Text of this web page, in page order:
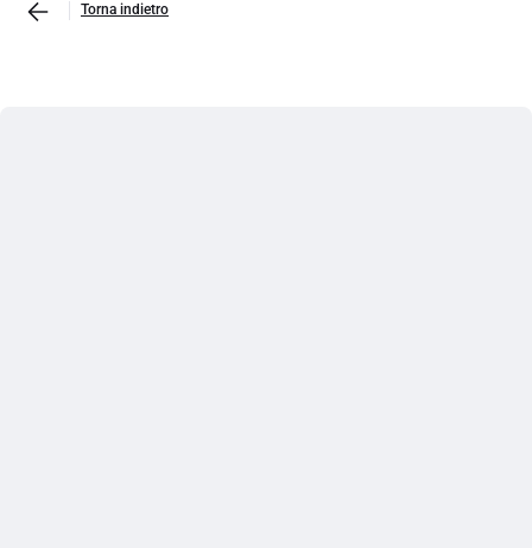
Torna indietro